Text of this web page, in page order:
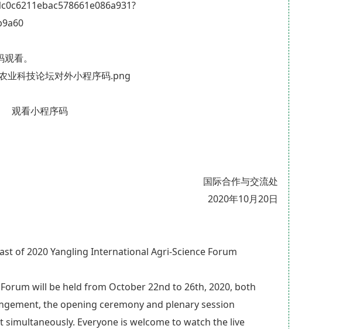
看。
观看小程序码
国际合作与交流处
2020年10月20日
of 2020 Yangling International Agri-Science Forum
will be held from October 22nd to 26th, 2020, both
the opening ceremony and plenary session
Everyone is welcome to watch the live